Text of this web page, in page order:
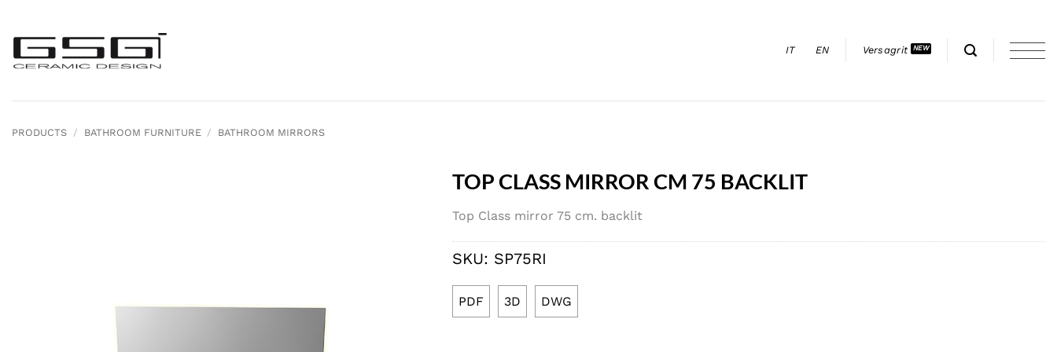
content
IT EN Versagrit
PRODUCTS / BATHROOM FURNITURE / BATHROOM MIRRORS
TOP CLASS MIRROR CM 75 BACKLIT
Top Class mirror 75 cm. backlit
SKU: SP75RI
PDF 3D DWG